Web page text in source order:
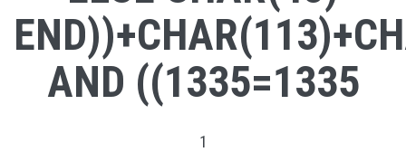
AND ((1335=1335
1